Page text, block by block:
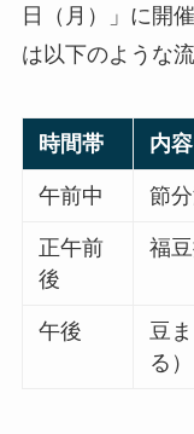
日（月）」に開
は以下のような
時間帯 内容
午前中 節
正午前
後
福
午後
豆
る）